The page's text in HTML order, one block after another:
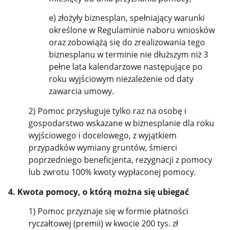
e) złożyły biznesplan, spełniający warunki
określone w Regulaminie naboru wniosków
oraz zobowiążą się do zrealizowania tego
biznesplanu w terminie nie dłuższym niż 3
pełne lata kalendarzowe następujące po
roku wyjściowym niezależenie od daty
zawarcia umowy.
2) Pomoc przysługuje tylko raz na osobę i
gospodarstwo wskazane w biznesplanie dla roku
wyjściowego i docelowego, z wyjątkiem
przypadków wymiany gruntów, śmierci
poprzedniego beneficjenta, rezygnacji z pomocy
lub zwrotu 100% kwoty wypłaconej pomocy.
4. Kwota pomocy, o którą można się ubiegać
1) Pomoc przyznaje się w formie płatności
ryczałtowej (premii) w kwocie 200 tys. zł